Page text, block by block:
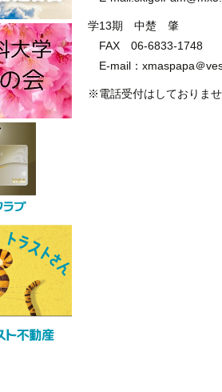
学13期 中楚 肇
FAX 06-6833-1748
E-mail：xmaspapa＠
※電話受付はしておりま